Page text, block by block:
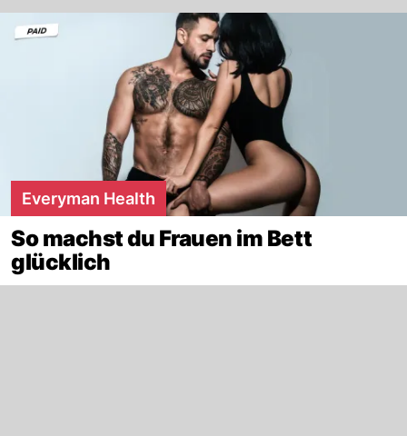
Everyman Health
So machst du Frauen im Bett
glücklich